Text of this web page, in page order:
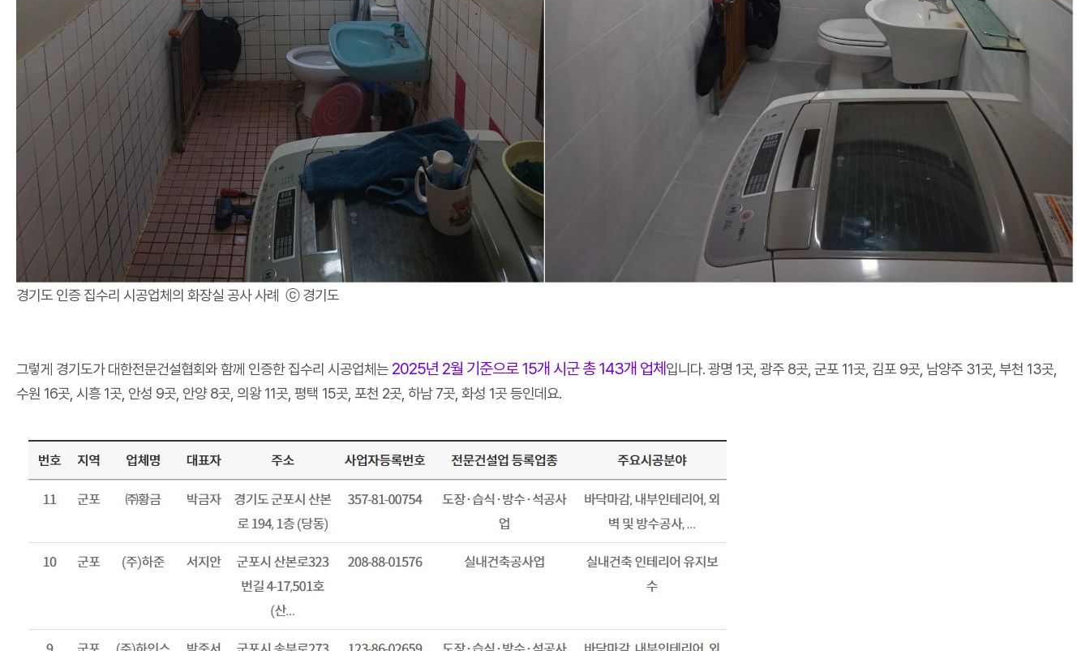
경기도 인증 집수리 시공업체의 화장실 공사 사례 ⓒ 경기도
그렇게 경기도가 대한전문건설협회와 함께 인증한 집수리 시공업체는 2025년 2월 기준으로 15개 시군 총 143개 업체 입니다. 광명 1곳, 광주 8곳, 군포 11곳, 김포 9곳, 남양주 31곳, 부천 13곳,
수원 16곳, 시흥 1곳, 안성 9곳, 안양 8곳, 의왕 11곳, 평택 15곳, 포천 2곳, 하남 7곳, 화성 1곳 등인데요.